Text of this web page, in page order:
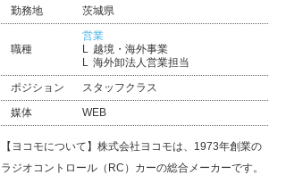
勤務地 茨城県
職種
営業
越境・海外事業
海外卸法人営業担当
ポジション
スタッフクラス
媒体
WEB
【ヨコモについて】株式会社ヨコモは、1973年創業の
ラジオコントロール（RC）カーの総合メーカーです。